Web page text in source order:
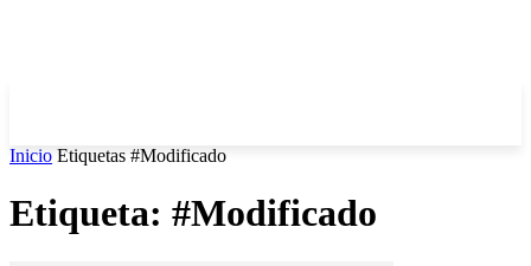
Inicio Etiquetas #Modificado
Etiqueta: #Modificado